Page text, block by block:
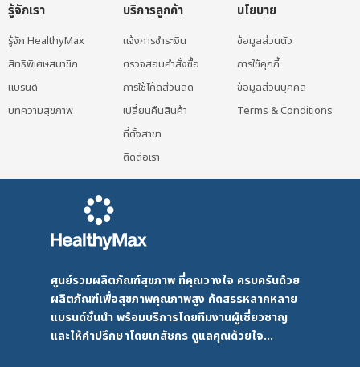
รู้จักเรา
รู้จัก HealthyMax
สิทธิพิเศษสมาชิก
แบรนด์
บทความสุขภาพ
บริการลูกค้า
แจ้งการชำระเงิน
ตรวจสอบคำสั่งซื้อ
การใช้โค้ดส่วนลด
เปลี่ยนคืนสินค้า
ที่ตั้งสาขา
ติดต่อเรา
นโยบาย
ข้อมูลส่วนตัว
การใช้คุกกี้
ข้อมูลส่วนบุคคล
Terms & Conditions
ศูนย์รวมผลิตภัณฑ์สุขภาพ ที่คุณวางใจ ครบครันด้วย
ผลิตภัณฑ์เพื่อสุขภาพคุณภาพสูง คัดสรรหลากหลาย
แบรนด์ชั้นนำ พร้อมบริการโดยทีมงานผู้เชี่ยวชาญ
และให้คำปรึกษาโดยเภสัชกร ดูแลคุณด้วยใจ...